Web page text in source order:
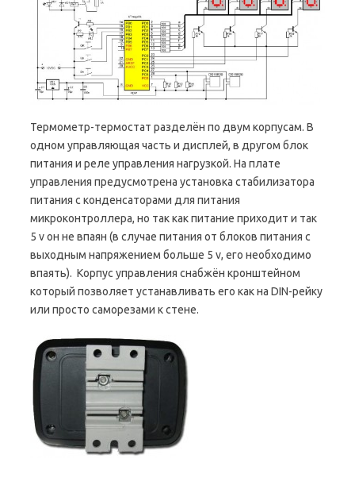
Термометр-термостат разделён по двум корпусам. В
одном управляющая часть и дисплей, в другом блок
питания и реле управления нагрузкой. На плате
управления предусмотрена установка стабилизатора
питания с конденсаторами для питания
микроконтроллера, но так как питание приходит и так
5 v он не впаян (в случае питания от блоков питания с
выходным напряжением больше 5 v, его необходимо
впаять). Корпус управления снабжён кронштейном
который позволяет устанавливать его как на DIN-рейку
или просто саморезами к стене.